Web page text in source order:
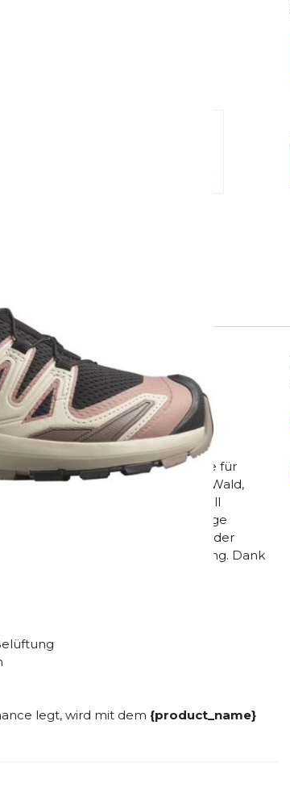
an den Fuß. Dieser Schuh wurde für
und Langlebigkeit legen. Ob im Wald,
deiner Umgebung an. Die speziell
Laufgefühl, während die griffige
bei langen Distanzen punktet der
einer ausgewogenen Dämpfung. Dank
als auch erfahrene Athleten.
legt, wird mit dem {product_name}